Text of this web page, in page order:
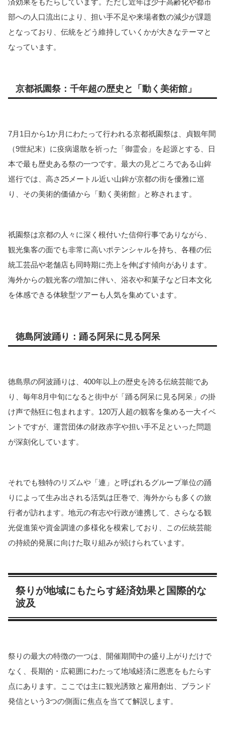
済効果をもたらしています。ただし近年は少子高齢化や都市
部への人口流出により、担い手不足や来場者数の減少が課題
となっており、伝統をどう維持していくかが大きなテーマと
なっています。
京都祇園祭：千年超の歴史と「動く美術館」
7月1日から1か月にわたって行われる京都祇園祭は、貞観年間
（9世紀末）に疫病退散を祈った「御霊会」を起源とする、日
本で最も歴史ある祭の一つです。最大の見どころである山鉾
巡行では、高さ25メートル近い山鉾が京都の街を優雅に巡
り、その美術的価値から「動く美術館」と称されます。
祇園祭は京都の人々に深く根付いた信仰行事でありながら、
観光集客の面でも非常に高いポテンシャルを持ち、各種の伝
統工芸品や老舗店も同時期に売上を伸ばす傾向があります。
海外からの観光客の増加に伴い、浴衣や和菓子など日本文化
を体感できる体験型ツアーも人気を集めています。
徳島阿波踊り：踊る阿呆に見る阿呆
徳島県の阿波踊りは、400年以上の歴史を誇る伝統芸能であ
り、毎年8月中旬になると街中が「踊る阿呆に見る阿呆」の掛
け声で熱狂に包まれます。120万人超の観客を集める一大イベ
ントですが、運営団体の財政赤字や担い手不足といった問題
が深刻化しています。
それでも独特のリズムや「連」と呼ばれるグループ単位の踊
りによって生み出される活気は圧巻で、海外からも多くの旅
行者が訪れます。地元の有志や行政が連携して、さらなる観
光促進策や資金調達の多様化を模索しており、この伝統芸能
の持続的発展に向けた取り組みが続けられています。
祭りが地域にもたらす経済効果と国際的な
波及
祭りの最大の特徴の一つは、開催期間中の盛り上がりだけで
なく、長期的・広範囲にわたって地域経済に恩恵をもたらす
点にあります。ここでは主に観光誘致と雇用創出、ブランド
発信という3つの側面に焦点を当てて解説します。